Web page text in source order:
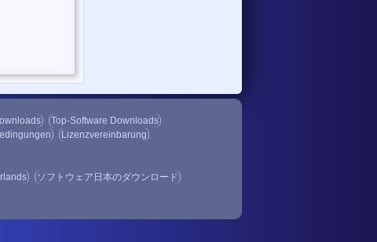
Top-Software Downloads
Lizenzvereinbarung
ソフトウェア日本のダウンロード